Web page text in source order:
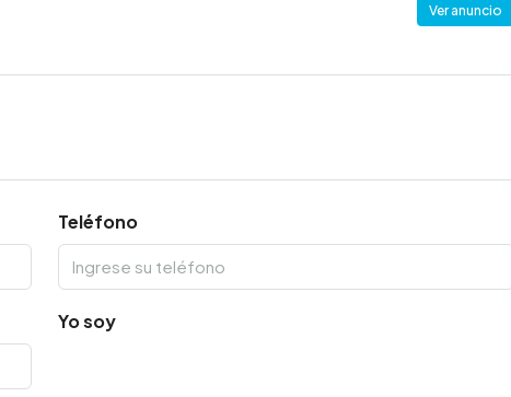
Ver anuncio
Teléfono
Yo soy